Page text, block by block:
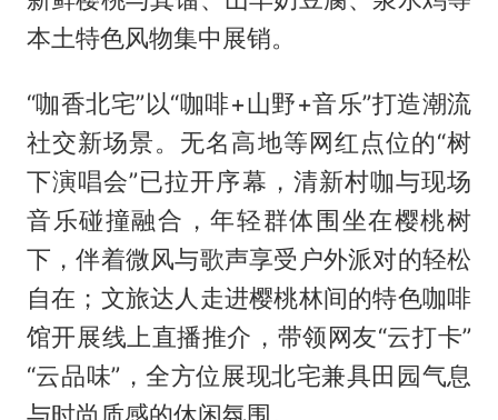
本土特色风物集中展销。
“咖香北宅”以“咖啡+山野+音乐”打造潮流
社交新场景。无名高地等网红点位的“树
下演唱会”已拉开序幕，清新村咖与现场
音乐碰撞融合，年轻群体围坐在樱桃树
下，伴着微风与歌声享受户外派对的轻松
自在；文旅达人走进樱桃林间的特色咖啡
馆开展线上直播推介，带领网友“云打卡”
“云品味”，全方位展现北宅兼具田园气息
与时尚质感的休闲氛围。